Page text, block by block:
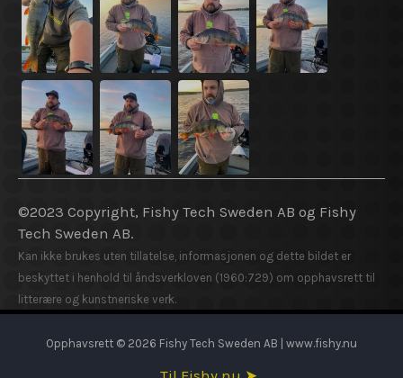
©2023 Copyright, Fishy Tech Sweden AB og Fishy
Tech Sweden AB.
Kan ikke brukes uten tillatelse, informasjonen og dette bildet er
beskyttet i henhold til åndsverkloven (1960:729) om opphavsrett til
litterære og kunstneriske verk.
Opphavsrett © 2026 Fishy Tech Sweden AB | www.fishy.nu